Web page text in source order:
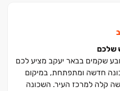
שלכם
שקמים בבאר יעקב מציע לכם
חדשה ומתפתחת, במיקום
קלה למרכז העיר. השכונה